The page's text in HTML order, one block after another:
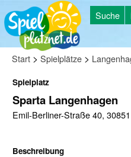
Suche
Start > Spielplätze >
Spielplatz
Sparta Langenhagen
Emil-Berliner-Straße 40, 30851
Beschreibung